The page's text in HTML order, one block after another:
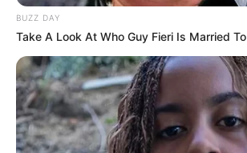
BUZZ DAY
Take A Look At Who Guy Fieri Is Married To